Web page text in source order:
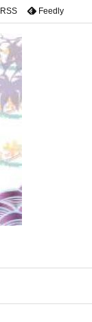
RSS Feedly